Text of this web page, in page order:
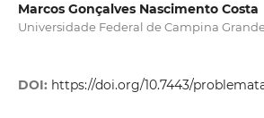
Marcos Gonçalves Nascimento Costa
Universidade Federal de Campina
DOI: https://doi.org/10.7443/